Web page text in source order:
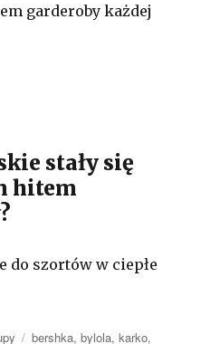
garderoby każdej
stały się
hitem
do szortów w ciepłe
Tagi
bershka,bylola,karko,